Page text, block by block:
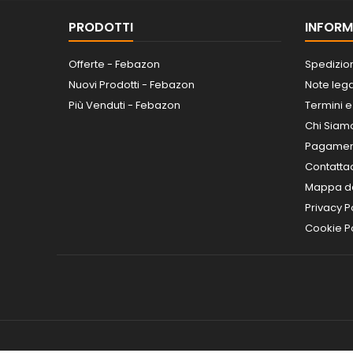
PRODOTTI
Offerte - Febazon
Nuovi Prodotti - Febazon
Più Venduti - Febazon
Note
Termini
Chi
Mappa
Privacy
Cookie